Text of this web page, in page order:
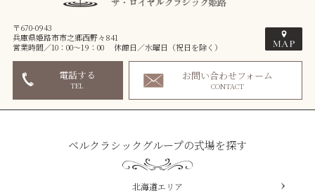
〒670-0943
兵庫県姫路市市之郷西野々841
営業時間／10：00～19：00 休館日／水曜日（祝日を除く）
電話する
TEL
お問い合わせフォーム
CONTACT
ベルクラシックグループの式場を探す
北海道エリア